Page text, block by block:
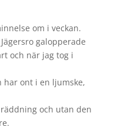
om i veckan.
galopperade
och när jag tog i
har ont i en ljumske,
och utan den